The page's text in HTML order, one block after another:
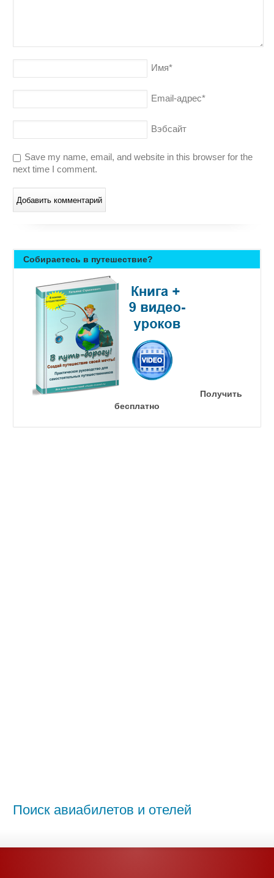
Имя*
Email-адрес*
Вэбсайт
Save my name, email, and website in this browser for the
next time I comment.
Собираетесь в путешествие?
Получить
бесплатно
Поиск авиабилетов и отелей